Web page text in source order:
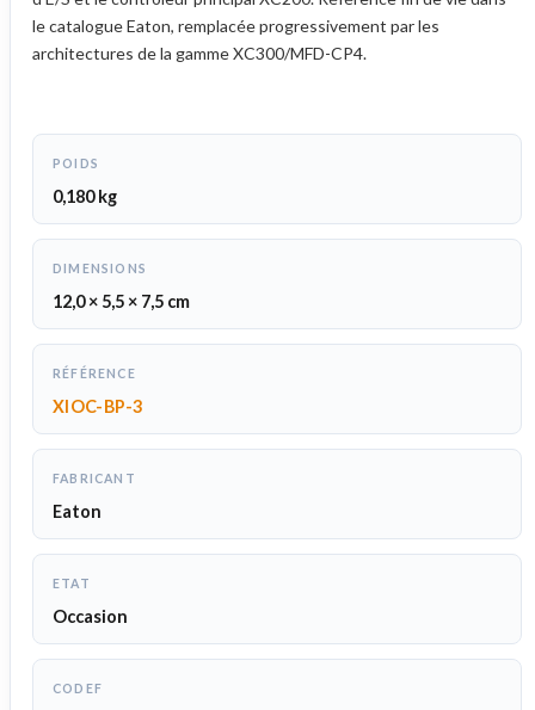
le catalogue Eaton, remplacée progressivement par les
architectures de la gamme XC300/MFD-CP4.
POIDS
0,180 kg
DIMENSIONS
12,0 × 5,5 × 7,5 cm
RÉFÉRENCE
XIOC-BP-3
FABRICANT
Eaton
ETAT
Occasion
CODEF